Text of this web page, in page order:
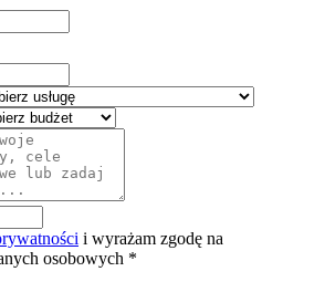
i wyrażam zgodę na
osobowych *